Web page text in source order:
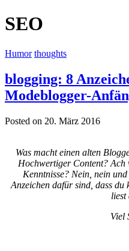
SEO
Humor thoughts
blogging: 8
Modeblogger-
Posted on 20. März 2016
Was macht einen alten
Hochwertiger Content?
Kenntnisse? Nein, nein
Anzeichen dafür sind, dass
liest
Viel